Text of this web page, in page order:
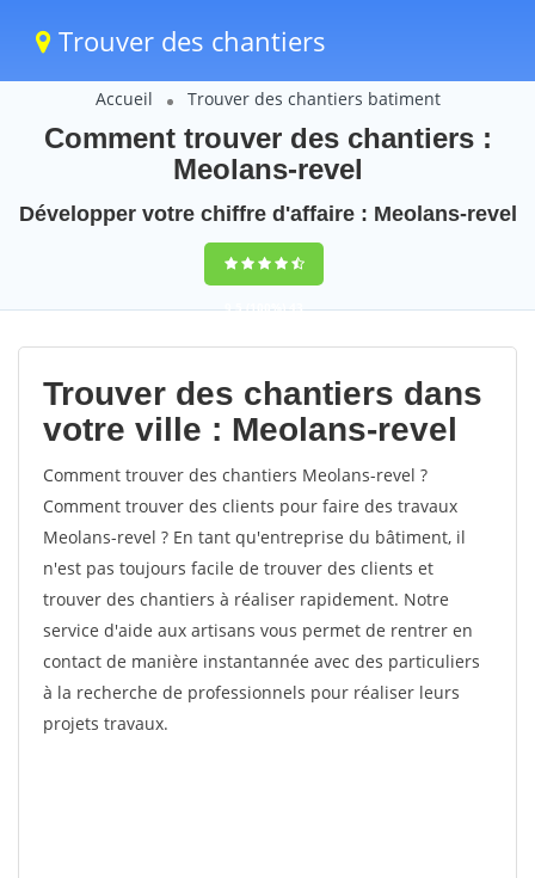
Trouver des chantiers
Accueil Trouver des chantiers batiment
Comment trouver des chantiers :
Meolans-revel
Développer votre chiffre d'affaire : Meolans-revel
9,5(100%)43
votes
Trouver des chantiers dans
votre ville : Meolans-revel
Comment trouver des chantiers Meolans-revel ?
Comment trouver des clients pour faire des travaux
Meolans-revel ? En tant qu'entreprise du bâtiment, il
n'est pas toujours facile de trouver des clients et
trouver des chantiers à réaliser rapidement. Notre
service d'aide aux artisans vous permet de rentrer en
contact de manière instantannée avec des particuliers
à la recherche de professionnels pour réaliser leurs
projets travaux.